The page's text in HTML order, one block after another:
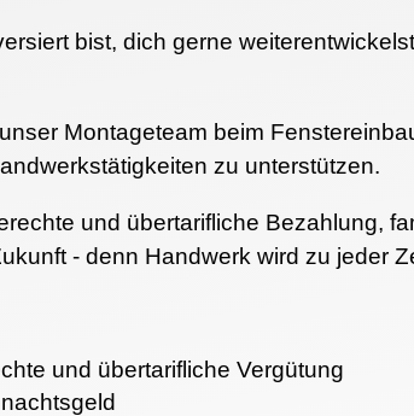
bist, dich gerne
Montageteam beim
zu unterstützen.
und übertarifliche Bezahlung,
- denn Handwerk wird zu jeder
und übertarifliche Vergütung